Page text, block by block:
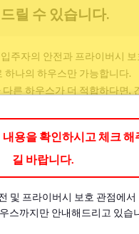
릴 수 있습니다.
주자의 안전과 프라이버시 보
하나의 하우스만 가능합니다.
른 하우스가 더 적합하다면,
접근성
용을 확인하시고 체크 해
길 바랍니다.
및 프라이버시 보호 관점에서
스까지만 안내해드리고 있습